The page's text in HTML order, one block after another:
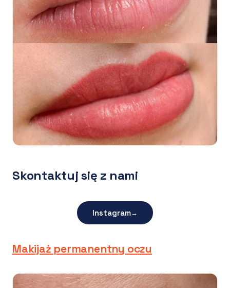
Skontaktuj się z nami
Instagram→
Makijaż permanentny oczu